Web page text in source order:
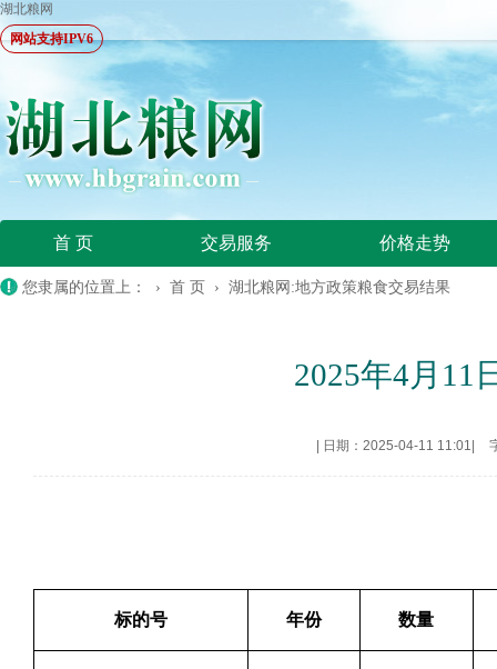
湖北粮网
网站支持IPV6
首 页 交易服务 价格走势
您隶属的位置上： › 首 页 › 湖北粮网:地方政策粮食交易结果
2025年4月11
日期：2025-04-11 11:01
标的号 年份 数量